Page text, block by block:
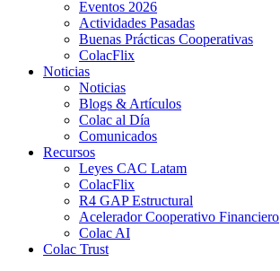
Eventos 2026
Actividades Pasadas
Buenas Prácticas Cooperativas
ColacFlix
Noticias
Noticias
Blogs & Artículos
Colac al Día
Comunicados
Recursos
Leyes CAC Latam
ColacFlix
R4 GAP Estructural
Acelerador Cooperativo Financiero
Colac AI
Colac Trust